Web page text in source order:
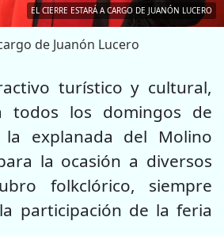
EL CIERRE ESTARÁ A CARGO DE JUANÓN LUCERO
de Juanón Lucero
turístico y cultural,
todos los domingos de
explanada del Molino
la ocasión a diversos
folkclórico, siempre
participación de la feria